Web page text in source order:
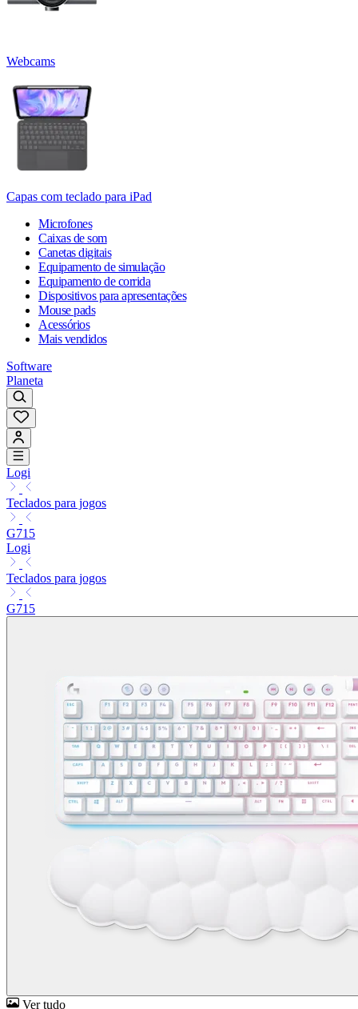
Webcams
Capas com teclado para iPad
Microfones
Caixas de som
Canetas digitais
Equipamento de simulação
Equipamento de corrida
Dispositivos para apresentações
Mouse pads
Acessórios
Mais vendidos
Software
Planeta
Logi
Teclados para jogos
G715
Logi
Teclados para jogos
G715
Ver tudo